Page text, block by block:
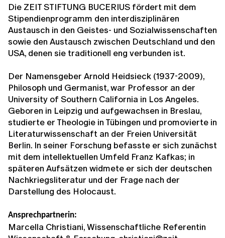
Die ZEIT STIFTUNG BUCERIUS fördert mit dem
Stipendienprogramm den interdisziplinären
Austausch in den Geistes- und Sozialwissenschaften
sowie den Austausch zwischen Deutschland und den
USA, denen sie traditionell eng verbunden ist.
Der Namensgeber Arnold Heidsieck (1937-2009),
Philosoph und Germanist, war Professor an der
University of Southern California in Los Angeles.
Geboren in Leipzig und aufgewachsen in Breslau,
studierte er Theologie in Tübingen und promovierte in
Literaturwissenschaft an der Freien Universität
Berlin. In seiner Forschung befasste er sich zunächst
mit dem intellektuellen Umfeld Franz Kafkas; in
späteren Aufsätzen widmete er sich der deutschen
Nachkriegsliteratur und der Frage nach der
Darstellung des Holocaust.
Ansprechpartnerin:
Marcella Christiani, Wissenschaftliche Referentin